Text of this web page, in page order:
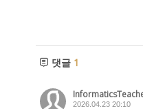
댓글 1
2026.04.23 20:10